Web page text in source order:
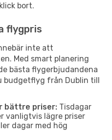
bort.
flygpris
inte att
Med smart planering
bästa flygerbjudandena
budgetflyg från Dublin till
bättre priser: Tisdagar
vanligtvis lägre priser
dagar med hög